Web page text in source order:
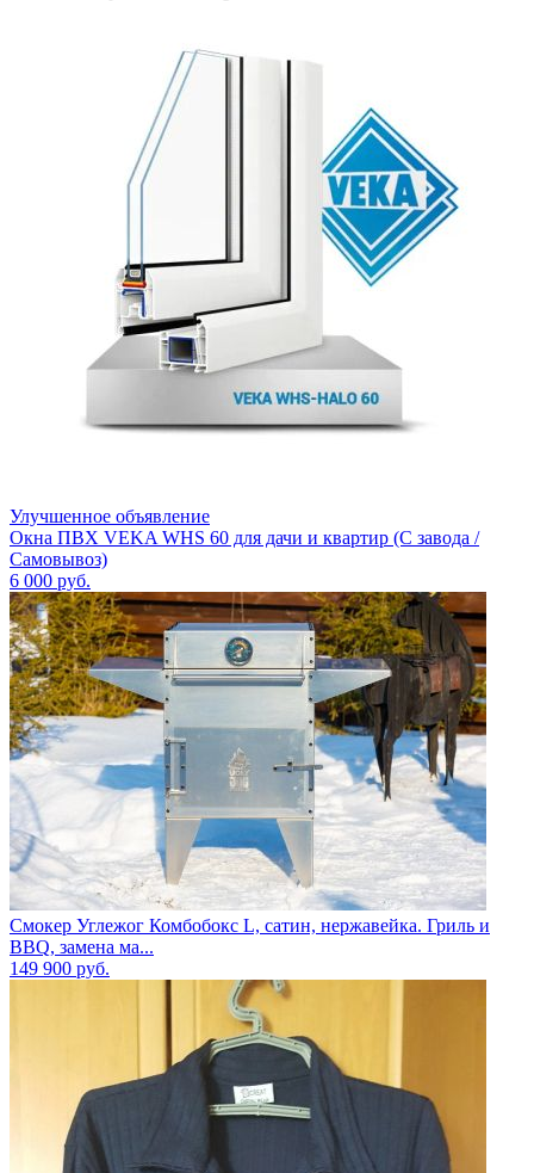
Улучшенное объявление
Окна ПВХ VEKA WHS 60 для дачи и квартир (С завода /
Самовывоз)
6 000 руб.
Смокер Углежог Комбобокс L, сатин, нержавейка. Гриль и
BBQ, замена ма...
149 900 руб.